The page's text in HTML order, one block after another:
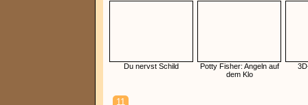
Du nervst Schild
Potty Fisher: Angeln auf
dem Klo
11